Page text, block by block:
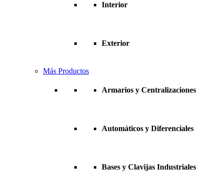
Interior
Exterior
Más Productos
Armarios y Centralizaciones
Automáticos y Diferenciales
Bases y Clavijas Industriales